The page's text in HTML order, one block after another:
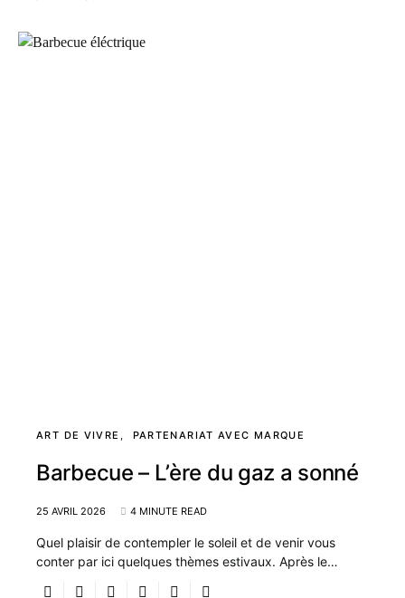
ART DE VIVRE PARTENARIAT AVEC MARQUE
Barbecue – L’ère du gaz a sonné
25 AVRIL 2026 4 MINUTE READ
Quel plaisir de contempler le soleil et de venir vous
conter par ici quelques thèmes estivaux. Après le…